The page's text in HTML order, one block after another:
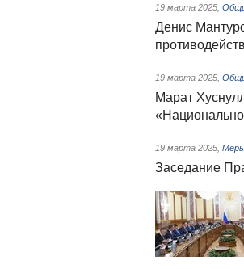
19 марта 2025
Денис
19 марта 2025
Марат
19 марта 2025 Меры
Заседание